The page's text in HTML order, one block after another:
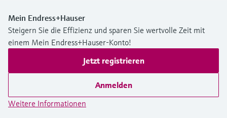
Mein Endress+Hauser
Steigern Sie die Effizienz und sparen Sie wertvolle Zeit mit
einem Mein Endress+Hauser-Konto!
Jetzt registrieren
Anmelden
Weitere Informationen